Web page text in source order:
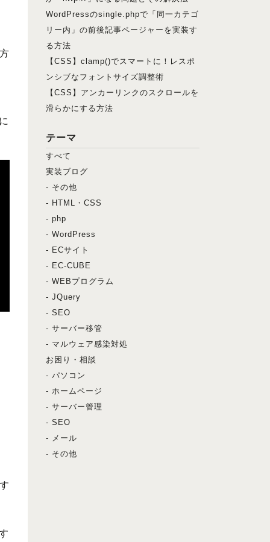
WordPressのsingle.phpで「同一カテゴ
リー内」の前後記事ページャーを実装す
る方法
【CSS】clamp()でスマートに！レスポ
ンシブなフォントサイズ調整術
【CSS】アンカーリンクのスクロールを
滑らかにする方法
テーマ
すべて
実装ブログ
- その他
- HTML・CSS
- php
- WordPress
- ECサイト
- EC-CUBE
- WEBプログラム
- JQuery
- SEO
- サーバー移管
- マルウェア感染対処
お困り・相談
- パソコン
- ホームページ
- サーバー管理
- SEO
- メール
- その他